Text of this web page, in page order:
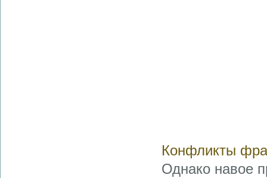
Конфликты
Однако навое